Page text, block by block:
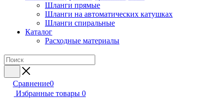
Шланги прямые
Шланги на автоматических катушках
Шланги спиральные
Каталог
Расходные материалы
Сравнение0
Избранные товары 0